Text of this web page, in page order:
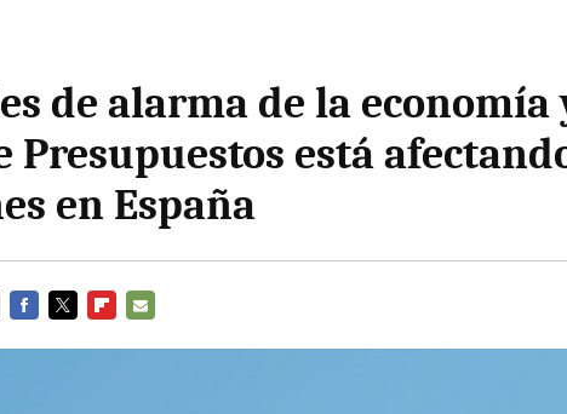
de alarma de la economía
Presupuestos está
en España